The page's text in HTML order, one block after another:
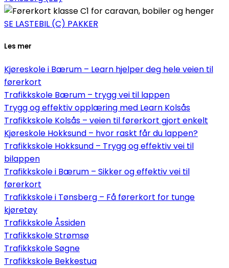
SE LASTEBIL (C) PAKKER
Les mer
Kjøreskole i Bærum – Learn hjelper deg hele veien til
førerkort
Trafikkskole Bærum – trygg vei til lappen
Trygg og effektiv opplæring med Learn Kolsås
Trafikkskole Kolsås – veien til førerkort gjort enkelt
Kjøreskole Hokksund – hvor raskt får du lappen?
Trafikkskole Hokksund – Trygg og effektiv vei til
bilappen
Trafikkskole i Bærum – Sikker og effektiv vei til
førerkort
Trafikkskole i Tønsberg – Få førerkort for tunge
kjøretøy
Trafikkskole Åssiden
Trafikkskole Strømsø
Trafikkskole Søgne
Trafikkskole Bekkestua